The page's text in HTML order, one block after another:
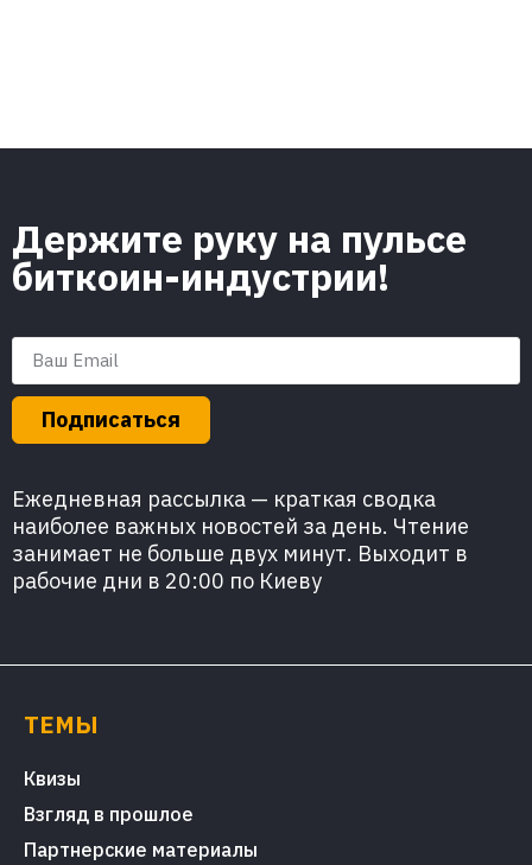
Держите руку на пульсе
биткоин-индустрии!
Подписаться
Ежедневная рассылка — краткая сводка
наиболее важных новостей за день. Чтение
занимает не больше двух минут. Выходит в
рабочие дни в 20:00 по Киеву
ТЕМЫ
Квизы
Взгляд в прошлое
Партнерские материалы